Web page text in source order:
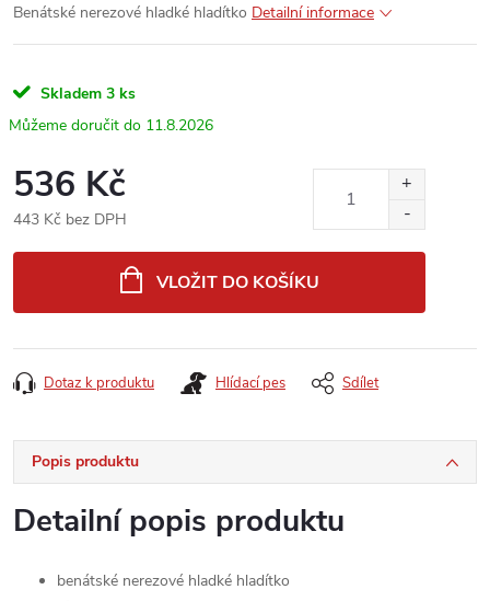
Benátské nerezové hladké hladítko Detailní informace
Skladem 3 ks
11.8.2026
536 Kč
443 Kč bez DPH
VLOŽIT DO KOŠÍKU
Dotaz k produktu Hlídací pes Sdílet
Popis produktu
Detailní popis produktu
benátské nerezové hladké hladítko